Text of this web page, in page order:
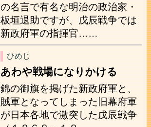
の名言で有名な明治の政治家・
板垣退助ですが、戊辰戦争では
新政府軍の指揮官……
ひめじ
あわや戦場になりかける
錦の御旗を掲げた新政府軍と、
賊軍となってしまった旧幕府軍
が日本各地で激突した戊辰戦争